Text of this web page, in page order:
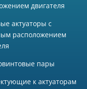
двигателя
актуаторы с
расположением
пары
к актуаторам